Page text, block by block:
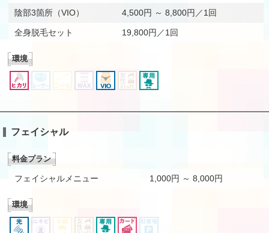
陰部3箇所（VIO） 4,500円 ～ 8,800円／1回
全身脱毛セット 19,800円／1回
環境
フェイシャル
料金プラン
フェイシャルメニュー 1,000円 ～ 8,000円
環境